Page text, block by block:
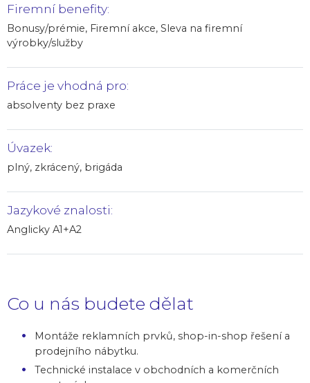
Firemní benefity:
Bonusy/prémie, Firemní akce, Sleva na firemní
výrobky/služby
Práce je vhodná pro:
absolventy bez praxe
Úvazek:
plný, zkrácený, brigáda
Jazykové znalosti:
Anglicky A1+A2
Co u nás budete dělat
Montáže reklamních prvků, shop-in-shop řešení a
prodejního nábytku.
Technické instalace v obchodních a komerčních